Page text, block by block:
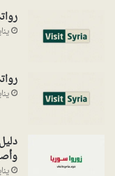
يناير
يناير
يناير